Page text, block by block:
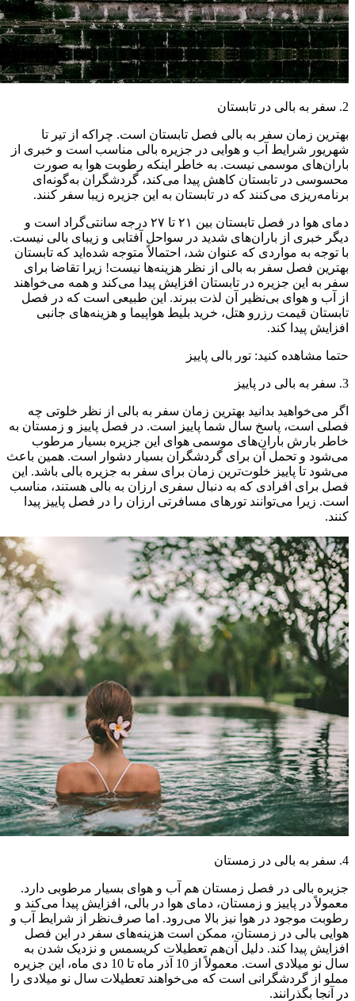
2. سفر به بالی در تابستان
بهترین زمان سفر به بالی فصل تابستان است. چراکه از تیر تا
شهریور شرایط آب و هوایی در جزیره بالی مناسب است و خبری از
باران‌های موسمی نیست. به خاطر اینکه رطوبت هوا به صورت
محسوسی در تابستان کاهش پیدا می‌کند، گردشگران به‌گونه‌ای
برنامه‌ریزی می‌کنند که در تابستان به این جزیره زیبا سفر کنند.
دمای هوا در فصل تابستان بین ۲۱ تا ۲۷ درجه سانتی‌گراد است و
دیگر خبری از باران‌های شدید در سواحل آفتابی و زیبای بالی نیست.
با توجه به مواردی که عنوان شد، احتمالاً متوجه شده‌اید که تابستان
بهترین فصل سفر به بالی از نظر هزینه‌ها نیست! زیرا تقاضا برای
سفر به این جزیره در تابستان افزایش پیدا می‌کند و همه می‌خواهند
از آب و هوای بی‌نظیر آن لذت ببرند. این طبیعی است که در فصل
تابستان قیمت رزرو هتل، خرید بلیط هواپیما و هزینه‌های جانبی
افزایش پیدا کند.
حتما مشاهده کنید: تور بالی پاییز
3. سفر به بالی در پاییز
اگر می‌خواهید بدانید بهترین زمان سفر به بالی از نظر خلوتی چه
فصلی است، پاسخ سال شما پاییز است. در فصل پاییز و زمستان به
خاطر بارش باران‌های موسمی هوای این جزیره بسیار مرطوب
می‌شود و تحمل آن برای گردشگران بسیار دشوار است. همین باعث
می‌شود تا پاییز خلوت‌ترین زمان برای سفر به جزیره بالی باشد. این
فصل برای افرادی که به دنبال سفری ارزان به بالی هستند، مناسب
است. زیرا می‌توانند تورهای مسافرتی ارزان را در فصل پاییز پیدا
کنند.
4. سفر به بالی در زمستان
جزیره بالی در فصل زمستان ‌هم آب و هوای بسیار مرطوبی دارد.
معمولاً در پاییز و زمستان، دمای هوا در بالی، افزایش پیدا می‌کند و
رطوبت موجود در هوا نیز بالا می‌رود. اما صرف‌نظر از شرایط آب و
هوایی بالی در زمستان، ممکن است هزینه‌های سفر در این فصل
افزایش پیدا کند. دلیل آن‌هم تعطیلات کریسمس و نزدیک شدن به
سال نو میلادی است. معمولاً از 10 آذر ماه تا 10 دی ماه، این جزیره
مملو از گردشگرانی است که می‌خواهند تعطیلات سال نو میلادی را
در آنجا بگذرانند.